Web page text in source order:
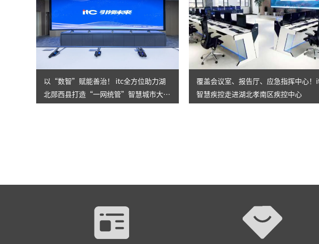
以“数智”赋能善治！ itc全方位助力湖
北郧西县打造“一网统管”智慧城市大脑
覆盖会议室、报告厅、应急指挥中心！
智慧疾控走进湖北孝南区疾控中心